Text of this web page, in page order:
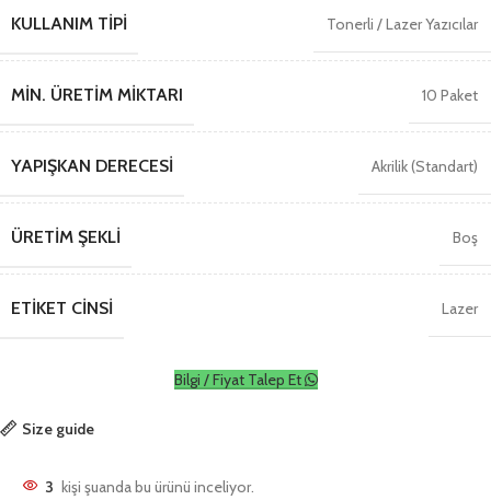
KULLANIM TIPI Tonerli / Lazer Yazıcılar
MIN. ÜRETIM MIKTARI 10 Paket
YAPIŞKAN DERECESI Akrilik (Standart)
ÜRETIM ŞEKLI Boş
ETIKET CINSI Lazer
Bilgi / Fiyat Talep Et
Size guide
3 kişi şuanda bu ürünü inceliyor.